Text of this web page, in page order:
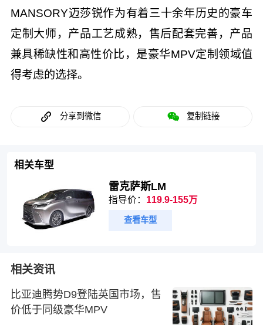
MANSORY迈莎锐作为有着三十余年历史的豪车
定制大师，产品工艺成熟，售后配套完善，产品
兼具稀缺性和高性价比，是豪华MPV定制领域值
得考虑的选择。
分享到微信 复制链接
相关车型
雷克萨斯LM
指导价： 119.9-155万
查看车型
相关资讯
比亚迪腾势D9登陆英国市场，售
价低于同级豪华MPV